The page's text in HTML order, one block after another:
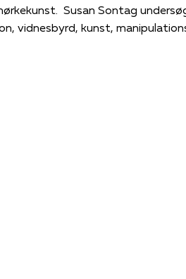
Susan Sontag
vidnesbyrd, kunst,